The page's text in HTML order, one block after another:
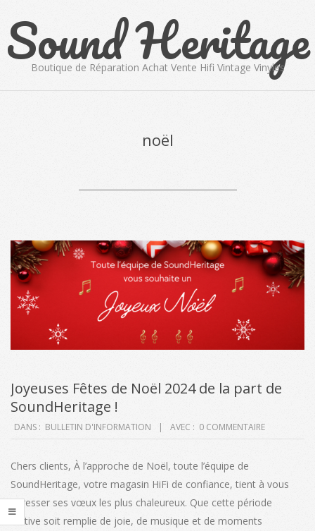
content
Sound Heritage
Boutique de Réparation Achat Vente Hifi Vintage Vinyles
noël
Joyeuses Fêtes de Noël 2024 de la part de
SoundHeritage !
2024-
24
DANS : BULLETIN D'INFORMATION AVEC : 0 COMMENTAIRE
Chers clients, À l’approche de Noël, toute l’équipe de
SoundHeritage, votre magasin HiFi de confiance, tient à vous
adresser ses vœux les plus chaleureux. Que cette période
festive soit remplie de joie, de musique et de moments